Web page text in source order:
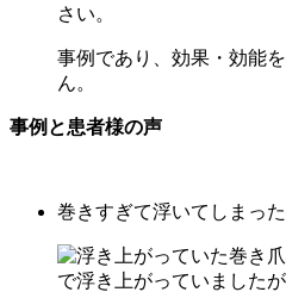
さい。
事例であり、効果・効能
ん。
事例と患者様の声
巻きすぎて浮いてしまっ
で浮き上がっていました